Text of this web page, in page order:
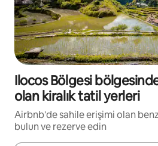
Ilocos Bölgesi
olan kiralık tatil yerleri
Airbnb'de sahile erişimi olan
bulun ve rezerve edin